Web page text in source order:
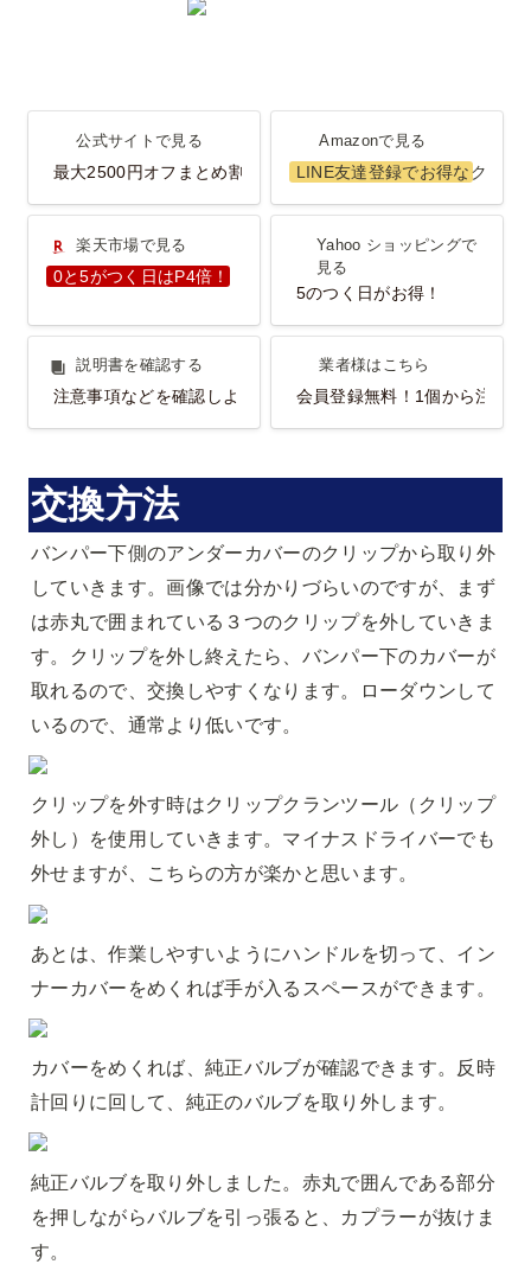
公式サイトで見る
公式サイトで見る
最大2500円オフまとめ割
Amazonで見る
Amazonで見る
LINE友達登録でお得なクーポ
楽天市場で見る
楽天市場で見る
0と5がつく日はP4倍！
Yahoo ショッピングで見
Yahoo ショッピングで
見る
5のつく日がお得！
説明書を確認する
説明書を確認する
注意事項などを確認しよう！
業者様はこちら
業者様はこちら
会員登録無料！1個から注文
交換方法
バンパー下側のアンダーカバーのクリップから取り外
していきます。画像では分かりづらいのですが、まず
は赤丸で囲まれている３つのクリップを外していきま
す。クリップを外し終えたら、バンパー下のカバーが
取れるので、交換しやすくなります。ローダウンして
いるので、通常より低いです。
クリップを外す時はクリップクランツール（クリップ
外し）を使用していきます。マイナスドライバーでも
外せますが、こちらの方が楽かと思います。
あとは、作業しやすいようにハンドルを切って、イン
ナーカバーをめくれば手が入るスペースができます。
カバーをめくれば、純正バルブが確認できます。反時
計回りに回して、純正のバルブを取り外します。
純正バルブを取り外しました。赤丸で囲んである部分
を押しながらバルブを引っ張ると、カプラーが抜けま
す。